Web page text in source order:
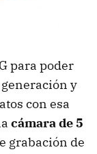
para poder
y
con esa
cámara de 5
grabación de